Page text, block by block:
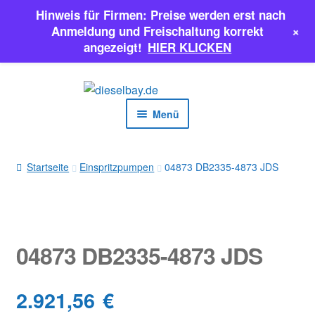
Menü
SALE
Classic Parts
Startseite Einspritzpumpen 04873 DB2335-4873 JDS
04873 DB2335-4873 JDS
2.921,56 €
Hinweis für Firmen: Preise werden erst nach
Anmeldung und Freischaltung korrekt
angezeigt! HIER KLICKEN
+